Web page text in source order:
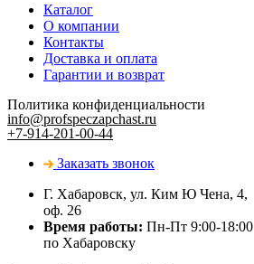
Каталог
О компании
Контакты
Доставка и оплата
Гарантии и возврат
Политика конфиденциальности
info@profspeczapchast.ru
+7-914-201-00-44
Заказать звонок
Г. Хабаровск, ул. Ким Ю Чена, 4,
оф. 26
Время работы: Пн-Пт 9:00-18:00
по Хабаровску